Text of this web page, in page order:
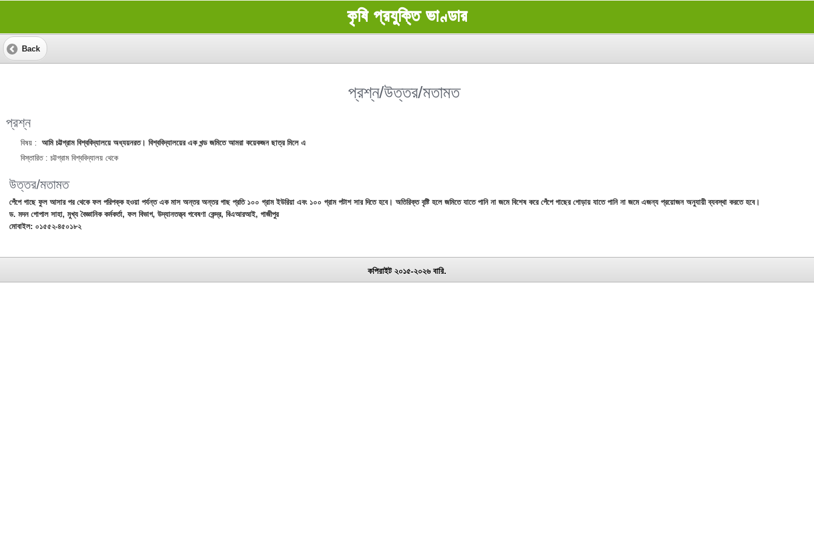
কৃষি প্রযুক্তি ভাণ্ডার
Back
প্রশ্ন/উত্তর/মতামত
প্রশ্ন
বিষয় : আমি চট্টগ্রাম বিশ্ববিদ্যালয়ে অধ্যয়নরত। বিশ্ববিদ্যালয়ের এক খন্ড জমিতে আমরা কয়েকজন ছাত্র মিলে এ
বিস্তারিত : চট্টগ্রাম বিশ্ববিদ্যালয় থেকে
উত্তর/মতামত
পেঁপে গাছে ফুল আসার পর থেকে ফল পরিপক্ক হওয়া পর্যন্ত এক মাস অন্তর অন্তর গাছ প্রতি ১০০ গ্রাম ইউরিয়া এবং ১০০ গ্রাম পটাশ সার দিতে হবে। অতিরিক্ত বৃষ্টি হলে জমিতে যাতে পানি না জমে বিশেষ করে পেঁপে গাছের গোড়ায় যাতে পানি না জমে এজন্য প্রয়োজন অনুযায়ী ব্যবস্থা করতে হবে।
ড. মদন গোপাল সাহা, মুখ্য বৈজ্ঞানিক কর্মকর্তা, ফল বিভাগ, উদ্যানতত্ত্ব গবেষণা কেন্দ্র, বিএআরআই, গাজীপুর
মোবাইল: ০১৫৫২-৪৫০১৮২
কপিরাইট ২০১৫-২০২৬ বারি.